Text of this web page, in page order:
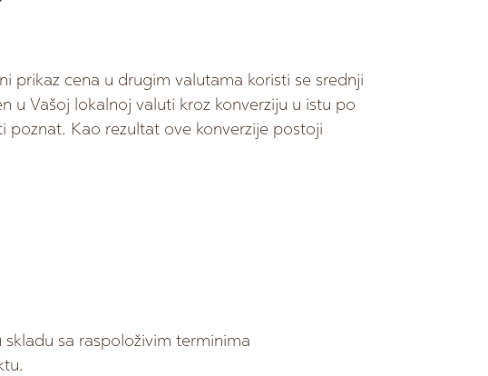
prikaz cena u drugim valutama koristi se srednji
u Vašoj lokalnoj valuti kroz konverziju u istu po
poznat. Kao rezultat ove konverzije postoji
sa raspoloživim terminima